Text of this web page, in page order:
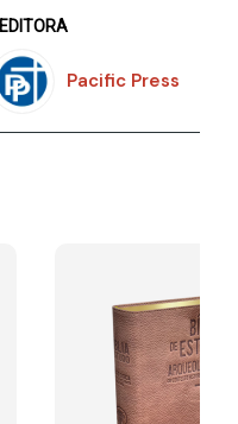
EDITORA
Pacific Press